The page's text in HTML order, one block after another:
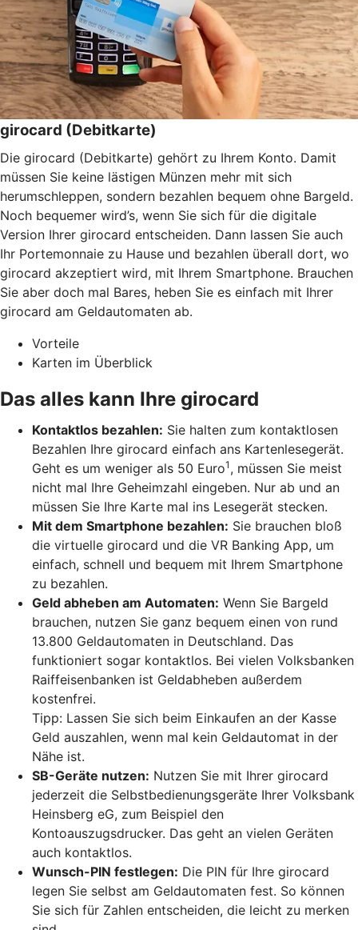
girocard (Debitkarte)
Die girocard (Debitkarte) gehört zu Ihrem Konto. Damit
müssen Sie keine lästigen Münzen mehr mit sich
herumschleppen, sondern bezahlen bequem ohne Bargeld.
Noch bequemer wird’s, wenn Sie sich für die digitale
Version Ihrer girocard entscheiden. Dann lassen Sie auch
Ihr Portemonnaie zu Hause und bezahlen überall dort, wo
girocard akzeptiert wird, mit Ihrem Smartphone. Brauchen
Sie aber doch mal Bares, heben Sie es einfach mit Ihrer
girocard am Geldautomaten ab.
Vorteile
Karten im Überblick
Das alles kann Ihre girocard
Kontaktlos bezahlen: Sie halten zum kontaktlosen
Bezahlen Ihre girocard einfach ans Kartenlesegerät.
Geht es um weniger als 50 Euro1 , müssen Sie meist
nicht mal Ihre Geheimzahl eingeben. Nur ab und an
müssen Sie Ihre Karte mal ins Lesegerät stecken.
Mit dem Smartphone bezahlen: Sie brauchen bloß
die virtuelle girocard und die VR Banking App, um
einfach, schnell und bequem mit Ihrem Smartphone
zu bezahlen.
Geld abheben am Automaten: Wenn Sie Bargeld
brauchen, nutzen Sie ganz bequem einen von rund
13.800 Geldautomaten in Deutschland. Das
funktioniert sogar kontaktlos. Bei vielen Volksbanken
Raiffeisenbanken ist Geldabheben außerdem
kostenfrei.
Tipp: Lassen Sie sich beim Einkaufen an der Kasse
Geld auszahlen, wenn mal kein Geldautomat in der
Nähe ist.
SB-Geräte nutzen: Nutzen Sie mit Ihrer girocard
jederzeit die Selbstbedienungsgeräte Ihrer Volksbank
Heinsberg eG, zum Beispiel den
Kontoauszugsdrucker. Das geht an vielen Geräten
auch kontaktlos.
Wunsch-PIN festlegen: Die PIN für Ihre girocard
legen Sie selbst am Geldautomaten fest. So können
Sie sich für Zahlen entscheiden, die leicht zu merken